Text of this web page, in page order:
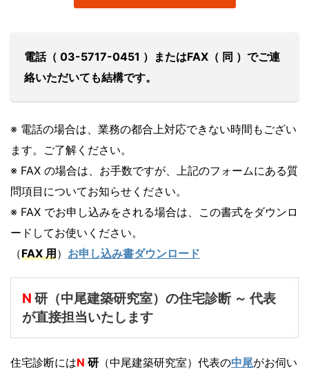
電話（ 03-5717-0451 ）またはFAX（ 同 ）でご連
絡いただいても結構です。
※ 電話の場合は、業務の都合上対応できない時間もござい
ます。ご了解ください。
※ FAX の場合は、お手数ですが、上記のフォームにある質
問項目についてお知らせください。
※ FAX でお申し込みをされる場合は、この書式をダウンロ
ードしてお使いください。
（FAX 用） お申し込み書ダウンロード
N 研（中尾建築研究室）の住宅診断 ～ 代表
が直接担当いたします
住宅診断にはN 研 （中尾建築研究室）代表の中尾がお伺い